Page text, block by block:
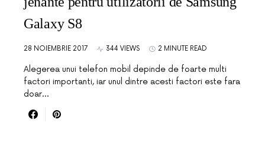
Galaxy S8
28 NOIEMBRIE 2017 344 VIEWS 2 MINUTE READ
Alegerea unui telefon mobil depinde de foarte multi
factori importanti, iar unul dintre acesti factori este fara
doar…